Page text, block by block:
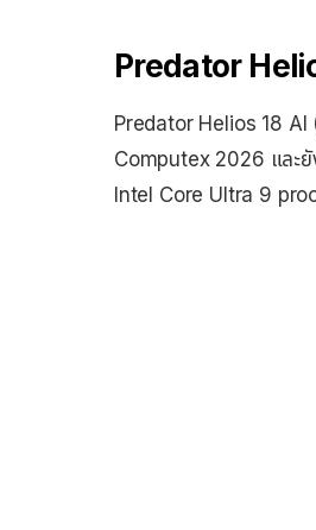
Predator
Predator Helios 18 AI
Computex 2026 และ
Intel Core Ultra 9